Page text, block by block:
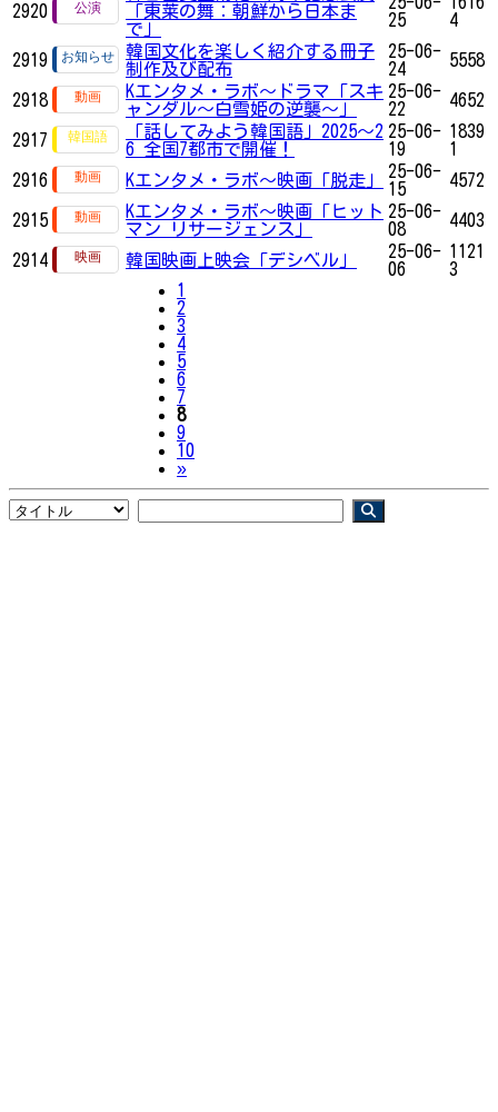
2920
「東莱の舞：朝鮮から日本ま
で」
25
4
2919
韓国文化を楽しく紹介する冊子
制作及び配布
25-06-
24
5558
2918
Kエンタメ・ラボ～ドラマ「スキ
ャンダル～白雪姫の逆襲～」
25-06-
22
4652
2917
「話してみよう韓国語」2025～2
6 全国7都市で開催！
25-06-
19
1839
1
2916
Kエンタメ・ラボ～映画「脱走」
25-06-
15
4572
2915
Kエンタメ・ラボ～映画「ヒット
マン リサージェンス」
25-06-
08
4403
2914 韓国映画上映会「デシベル」
25-06-
06
1121
3
1
2
3
4
5
6
7
8
9
10
»Next